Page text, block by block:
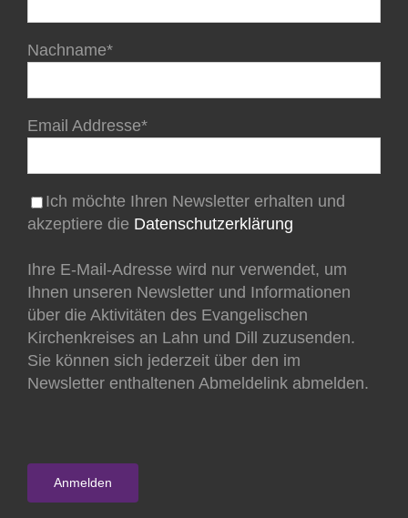
Nachname*
Email Addresse*
Ich möchte Ihren Newsletter erhalten und
akzeptiere die Datenschutzerklärung
Ihre E-Mail-Adresse wird nur verwendet, um
Ihnen unseren Newsletter und Informationen
über die Aktivitäten des Evangelischen
Kirchenkreises an Lahn und Dill zuzusenden.
Sie können sich jederzeit über den im
Newsletter enthaltenen Abmeldelink abmelden.